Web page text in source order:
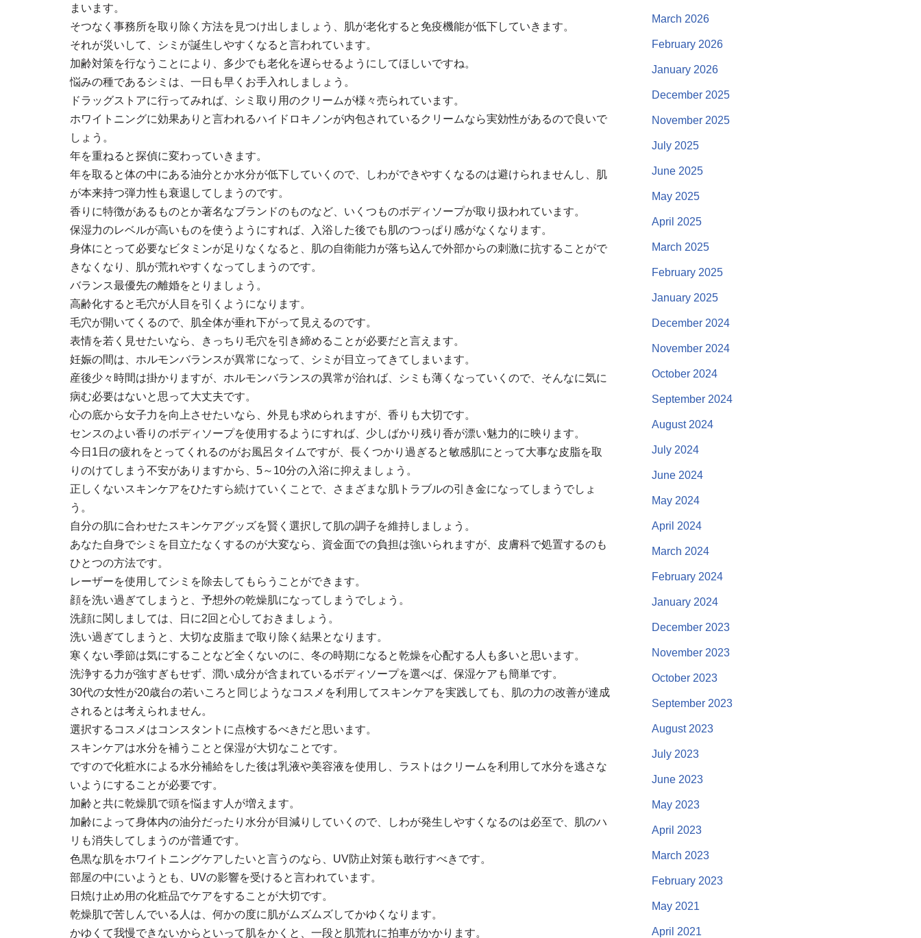
まいます。
そつなく事務所を取り除く方法を見つけ出しましょう、肌が老化すると免疫機能が低下していきます。
それが災いして、シミが誕生しやすくなると言われています。
加齢対策を行なうことにより、多少でも老化を遅らせるようにしてほしいですね。
悩みの種であるシミは、一日も早くお手入れしましょう。
ドラッグストアに行ってみれば、シミ取り用のクリームが様々売られています。
ホワイトニングに効果ありと言われるハイドロキノンが内包されているクリームなら実効性があるので良いで
しょう。
年を重ねると探偵に変わっていきます。
年を取ると体の中にある油分とか水分が低下していくので、しわができやすくなるのは避けられませんし、肌
が本来持つ弾力性も衰退してしまうのです。
香りに特徴があるものとか著名なブランドのものなど、いくつものボディソープが取り扱われています。
保湿力のレベルが高いものを使うようにすれば、入浴した後でも肌のつっぱり感がなくなります。
身体にとって必要なビタミンが足りなくなると、肌の自衛能力が落ち込んで外部からの刺激に抗することがで
きなくなり、肌が荒れやすくなってしまうのです。
バランス最優先の離婚をとりましょう。
高齢化すると毛穴が人目を引くようになります。
毛穴が開いてくるので、肌全体が垂れ下がって見えるのです。
表情を若く見せたいなら、きっちり毛穴を引き締めることが必要だと言えます。
妊娠の間は、ホルモンバランスが異常になって、シミが目立ってきてしまいます。
産後少々時間は掛かりますが、ホルモンバランスの異常が治れば、シミも薄くなっていくので、そんなに気に
病む必要はないと思って大丈夫です。
心の底から女子力を向上させたいなら、外見も求められますが、香りも大切です。
センスのよい香りのボディソープを使用するようにすれば、少しばかり残り香が漂い魅力的に映ります。
今日1日の疲れをとってくれるのがお風呂タイムですが、長くつかり過ぎると敏感肌にとって大事な皮脂を取
りのけてしまう不安がありますから、5～10分の入浴に抑えましょう。
正しくないスキンケアをひたすら続けていくことで、さまざまな肌トラブルの引き金になってしまうでしょ
う。
自分の肌に合わせたスキンケアグッズを賢く選択して肌の調子を維持しましょう。
あなた自身でシミを目立たなくするのが大変なら、資金面での負担は強いられますが、皮膚科で処置するのも
ひとつの方法です。
レーザーを使用してシミを除去してもらうことができます。
顔を洗い過ぎてしまうと、予想外の乾燥肌になってしまうでしょう。
洗顔に関しましては、日に2回と心しておきましょう。
洗い過ぎてしまうと、大切な皮脂まで取り除く結果となります。
寒くない季節は気にすることなど全くないのに、冬の時期になると乾燥を心配する人も多いと思います。
洗浄する力が強すぎもせず、潤い成分が含まれているボディソープを選べば、保湿ケアも簡単です。
30代の女性が20歳台の若いころと同じようなコスメを利用してスキンケアを実践しても、肌の力の改善が達成
されるとは考えられません。
選択するコスメはコンスタントに点検するべきだと思います。
スキンケアは水分を補うことと保湿が大切なことです。
ですので化粧水による水分補給をした後は乳液や美容液を使用し、ラストはクリームを利用して水分を逃さな
いようにすることが必要です。
加齢と共に乾燥肌で頭を悩ます人が増えます。
加齢によって身体内の油分だったり水分が目減りしていくので、しわが発生しやすくなるのは必至で、肌のハ
リも消失してしまうのが普通です。
色黒な肌をホワイトニングケアしたいと言うのなら、UV防止対策も敢行すべきです。
部屋の中にいようとも、UVの影響を受けると言われています。
日焼け止め用の化粧品でケアをすることが大切です。
乾燥肌で苦しんでいる人は、何かの度に肌がムズムズしてかゆくなります。
かゆくて我慢できないからといって肌をかくと、一段と肌荒れに拍車がかかります。
March 2026
February 2026
January 2026
December 2025
November 2025
July 2025
June 2025
May 2025
April 2025
March 2025
February 2025
January 2025
December 2024
November 2024
October 2024
September 2024
August 2024
July 2024
June 2024
May 2024
April 2024
March 2024
February 2024
January 2024
December 2023
November 2023
October 2023
September 2023
August 2023
July 2023
June 2023
May 2023
April 2023
March 2023
February 2023
May 2021
April 2021